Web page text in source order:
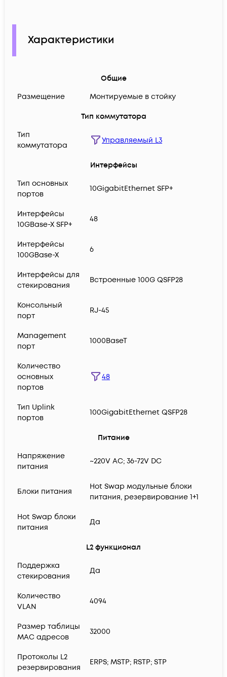
Характеристики
Общие
Размещение
Монтируемые в стойку
Тип коммутатора
Тип
коммутатора
Управляемый L3
Интерфейсы
Тип основных
портов
10GigabitEthernet SFP+
Интерфейсы
10GBase-X SFP+
48
Интерфейсы
100GBase-X
6
Интерфейсы для
стекирования
Встроенные 100G QSFP28
Консольный
порт
RJ-45
Management
порт
1000BaseT
Количество
основных
портов
48
Тип Uplink
портов
100GigabitEthernet QSFP28
Питание
Напряжение
питания
~220V AC; 36-72V DC
Блоки питания
Hot Swap модульные блоки
питания, резервирование 1+1
Hot Swap блоки
питания
Да
L2 функционал
Поддержка
стекирования
Да
Количество
VLAN
4094
Размер таблицы
MAC адресов
32000
Протоколы L2
резервирования
ERPS; MSTP; RSTP; STP